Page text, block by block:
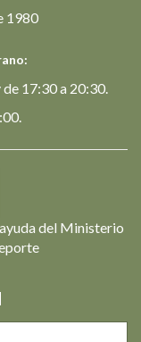
1980
17:30 a 20:30.
del Ministerio